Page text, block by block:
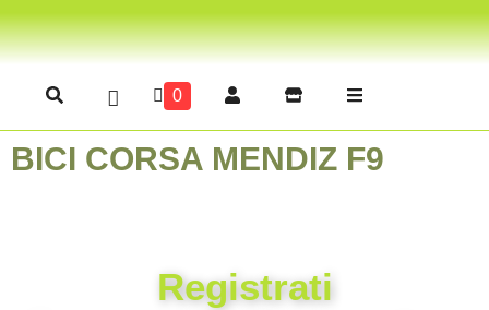
0
BICI CORSA MENDIZ F9
Registrati